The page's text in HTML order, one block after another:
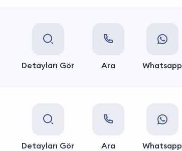
Detayları Gör Ara Whatsapp
Detayları Gör Ara Whatsapp